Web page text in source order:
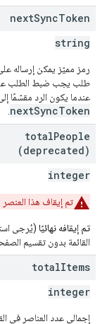
nextSyncToken
string
رمز مميّز يمكن إرساله
طلب يجب ضبط الطلب
عندما يكون الرد مقسّمًا
nextSyncToken
totalPeople
(deprecated)
integer
تم إيقاف هذا العنصر
تم إيقافه نهائيًا
القائمة بدون تقسيم
totalItems
integer
إجمالي عدد العناصر في